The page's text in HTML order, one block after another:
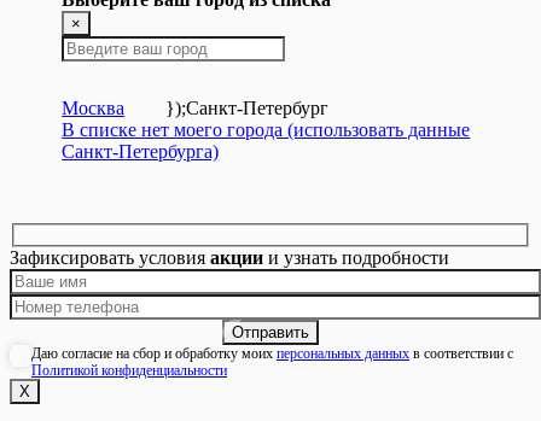
×
Москва });Санкт-Петербург
В списке нет моего города (использовать данные
Санкт-Петербурга)
Зафиксировать условия акции и узнать подробности
Даю согласие на сбор и обработку моих персональных данных в соответствии с
Политикой конфиденциальности
Х